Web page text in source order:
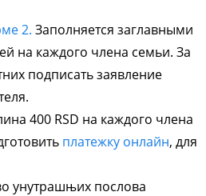
2. Заполняется заглавными
на каждого члена семьи. За
подписать заявление
400 RSD на каждого члена
платежку онлайн, для
унутрашњих послова